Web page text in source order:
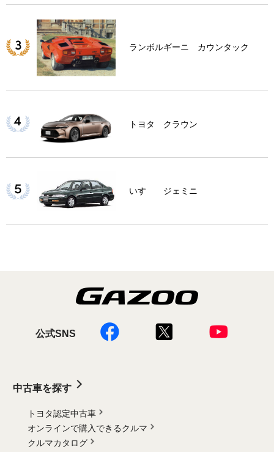
ランボルギーニ カウンタック
トヨタ クラウン
いすゞ ジェミニ
公式SNS
中古車を探す
トヨタ認定中古車
オンラインで購入できるクルマ
クルマカタログ